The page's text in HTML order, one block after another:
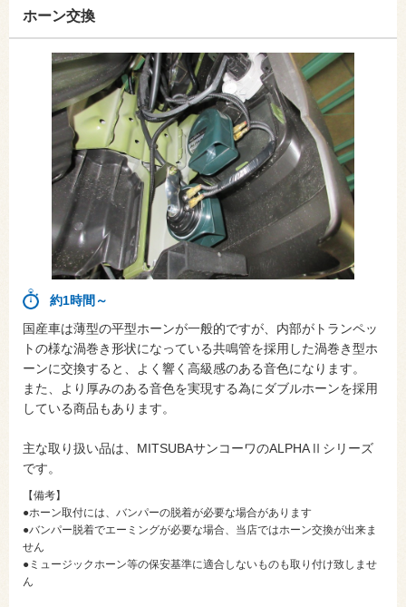
ホーン交換
約1時間～
国産車は薄型の平型ホーンが一般的ですが、内部がトランペッ
トの様な渦巻き形状になっている共鳴管を採用した渦巻き型ホ
ーンに交換すると、よく響く高級感のある音色になります。
また、より厚みのある音色を実現する為にダブルホーンを採用
している商品もあります。
主な取り扱い品は、MITSUBAサンコーワのALPHAⅡシリーズ
です。
【備考】
●ホーン取付には、バンパーの脱着が必要な場合があります
●バンパー脱着でエーミングが必要な場合、当店ではホーン交換が出来ま
せん
●ミュージックホーン等の保安基準に適合しないものも取り付け致しませ
ん